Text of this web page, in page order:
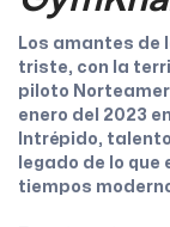
Los amantes de
triste, con la
piloto
enero del 2023
Intrépido,
legado de lo que
tiempos